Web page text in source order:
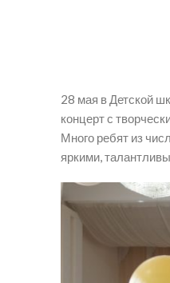
28 мая в Детской
концерт с
Много ребят из
яркими,